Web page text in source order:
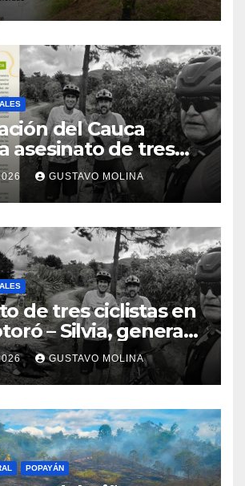
del Cauca
asesinato de tres
medidas
al Gobierno
GUSTAVO MOLINA
de tres ciclistas en
– Silvia, genera
en el Cauca
GUSTAVO MOLINA
POPAYÁN